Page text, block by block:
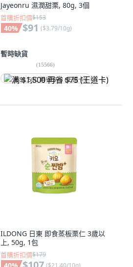
Jayeonru 濕潤甜栗, 80g, 3個
首購折扣價$153
40% $91 ($3.79/10g)
暫時缺貨
(15566)
满 $1,500 再省 $75 (王道卡)
ILDONG 日東 即食蒸板栗仁 3歲以
上, 50g, 1包
首購折扣價$179
($21.40/10g)